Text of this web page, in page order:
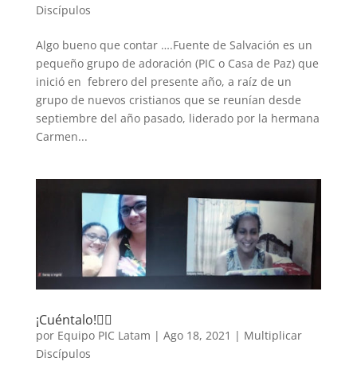
Discípulos
Algo bueno que contar ….Fuente de Salvación es un
pequeño grupo de adoración (PIC o Casa de Paz) que
inició en febrero del presente año, a raíz de un
grupo de nuevos cristianos que se reunían desde
septiembre del año pasado, liderado por la hermana
Carmen...
¡Cuéntalo!🙋‍♀️
por Equipo PIC Latam | Ago 18, 2021 | Multiplicar
Discípulos